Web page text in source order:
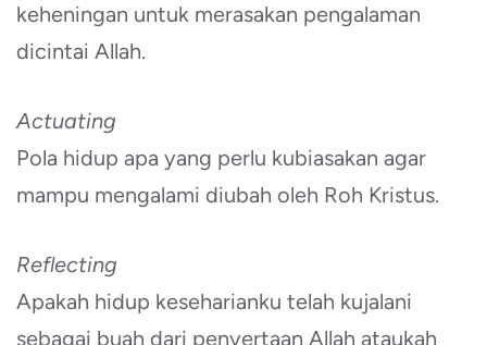
keheningan untuk merasakan pengalaman
dicintai Allah.
Actuating
Pola hidup apa yang perlu kubiasakan agar
mampu mengalami diubah oleh Roh Kristus.
Reflecting
Apakah hidup keseharianku telah kujalani
sebagai buah dari penyertaan Allah ataukah